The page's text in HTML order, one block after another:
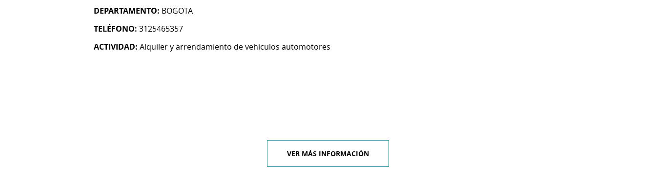
DEPARTAMENTO: BOGOTA
TELÉFONO: 3125465357
ACTIVIDAD: Alquiler y arrendamiento de vehiculos automotores
VER MÁS INFORMACIÓN